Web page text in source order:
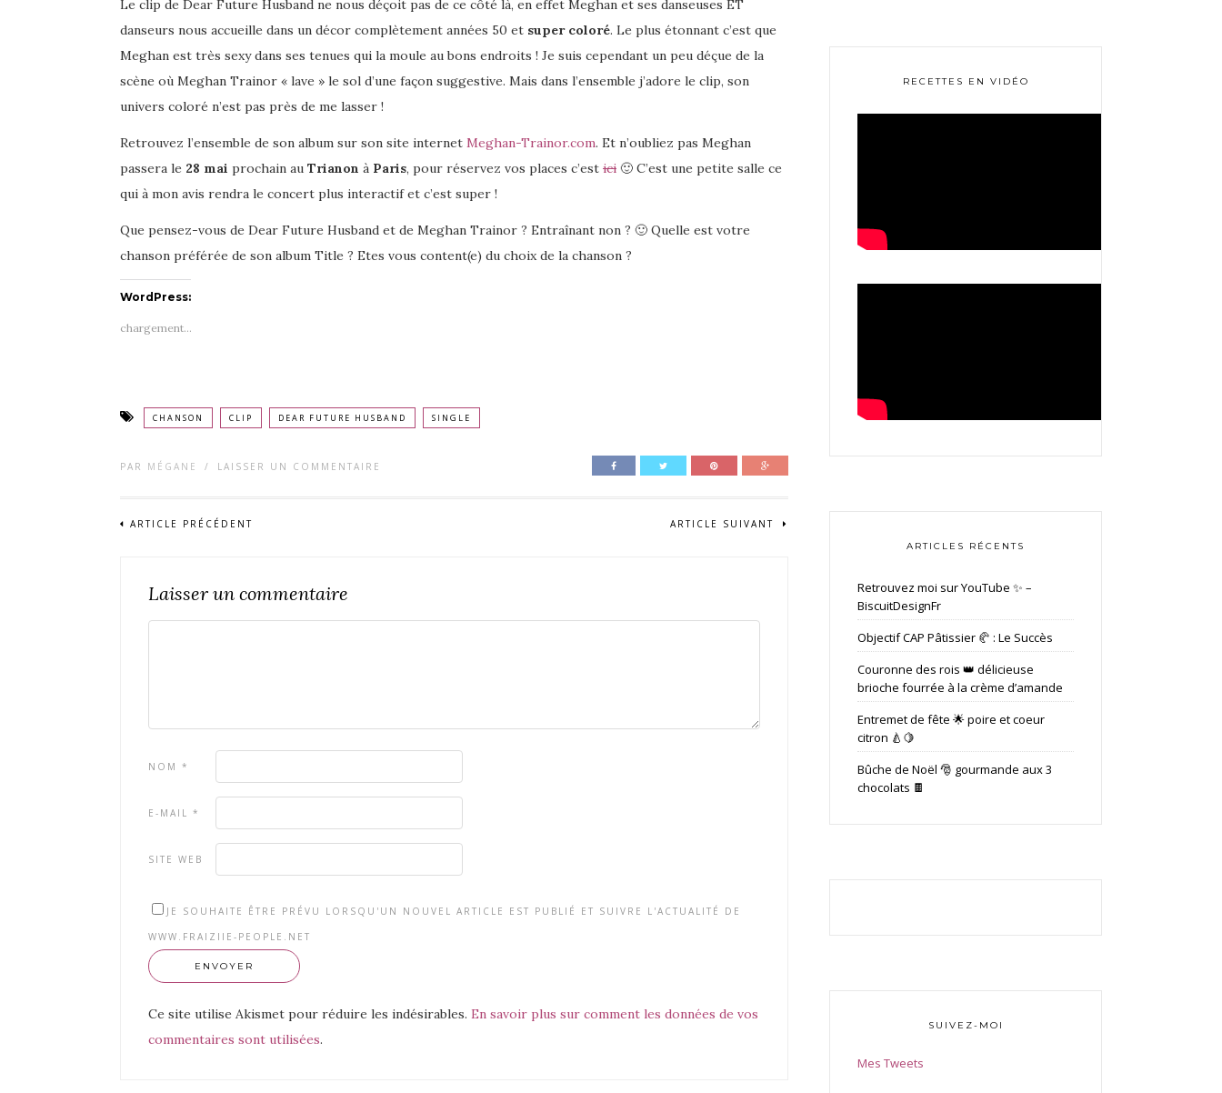
Le clip de Dear Future Husband ne nous déçoit pas de ce côté là, en effet Meghan et ses danseuses ET
danseurs nous accueille dans un décor complètement années 50 et super coloré. Le plus étonnant c’est que
Meghan est très sexy dans ses tenues qui la moule au bons endroits ! Je suis cependant un peu déçue de la
scène où Meghan Trainor « lave » le sol d’une façon suggestive. Mais dans l’ensemble j’adore le clip, son
univers coloré n’est pas près de me lasser !
Retrouvez l’ensemble de son album sur son site internet Meghan-Trainor.com. Et n’oubliez pas Meghan
passera le 28 mai prochain au Trianon à Paris, pour réservez vos places c’est ici 🙂 C’est une petite salle ce
qui à mon avis rendra le concert plus interactif et c’est super !
Que pensez-vous de Dear Future Husband et de Meghan Trainor ? Entraînant non ? 🙂 Quelle est votre
chanson préférée de son album Title ? Etes vous content(e) du choix de la chanson ?
WordPress:
chargement…
CHANSON CLIP DEAR FUTURE HUSBAND SINGLE
PAR MÉGANE / LAISSER UN COMMENTAIRE
ARTICLE PRÉCÉDENT ARTICLE SUIVANT
Laisser un commentaire
NOM *
E-MAIL *
SITE WEB
JE SOUHAITE ÊTRE PRÉVU LORSQU'UN NOUVEL ARTICLE EST PUBLIÉ ET SUIVRE L'ACTUALITÉ DE
WWW.FRAIZIIE-PEOPLE.NET
Ce site utilise Akismet pour réduire les indésirables. En savoir plus sur comment les données de vos
commentaires sont utilisées.
RECETTES EN VIDÉO
ARTICLES RÉCENTS
Retrouvez moi sur YouTube ✨ –
BiscuitDesignFr
Objectif CAP Pâtissier 🥐 : Le Succès
Couronne des rois 👑 délicieuse
brioche fourrée à la crème d’amande
Entremet de fête 🌟 poire et coeur
citron 🍐🍋
Bûche de Noël 🎅 gourmande aux 3
chocolats 🍫
SUIVEZ-MOI
Mes Tweets